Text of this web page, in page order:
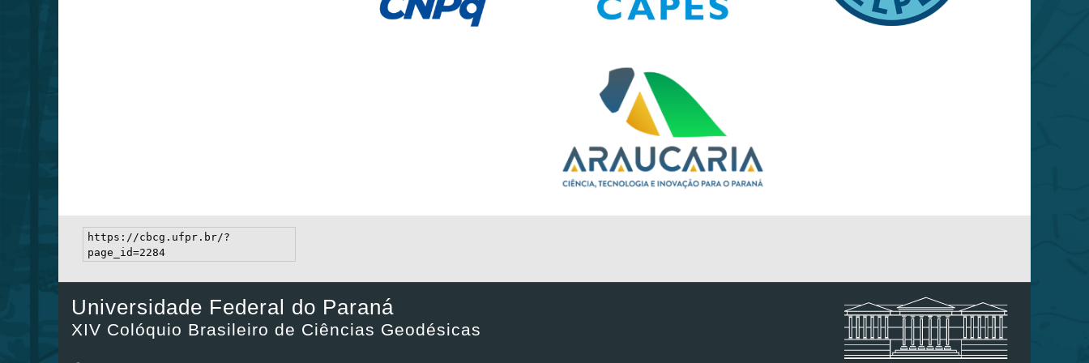
https://cbcg.ufpr.br/?
page_id=2284
Universidade Federal do Paraná
XIV Colóquio Brasileiro de Ciências Geodésicas